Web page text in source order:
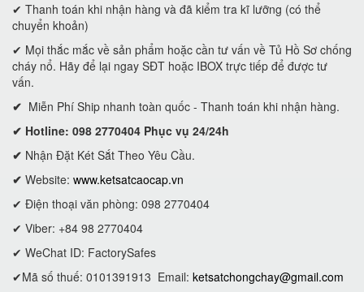
✔ Thanh toán khi nhận hàng và đã kiểm tra kĩ lưỡng (có thể
chuyển khoản)
✔ Mọi thắc mắc về sản phẩm hoặc cần tư vấn về Tủ Hồ Sơ chống
cháy nổ. Hãy để lại ngay SĐT hoặc IBOX trực tiếp để được tư
vấn.
✔ Miễn Phí Ship nhanh toàn quốc - Thanh toán khi nhận hàng.
✔ Hotline: 098 2770404 Phục vụ 24/24h
✔ Nhận Đặt Két Sắt Theo Yêu Cầu.
✔ Website: www.ketsatcaocap.vn
✔ Điện thoại văn phòng: 098 2770404
✔ Viber: +84 98 2770404
✔ WeChat ID: FactorySafes
✔Mã số thuế: 0101391913 Email: ketsatchongchay@gmail.com